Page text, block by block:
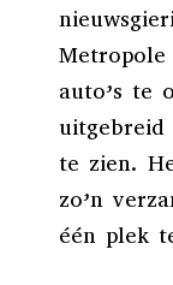
auto’s te
te zien.
zo’n
één plek